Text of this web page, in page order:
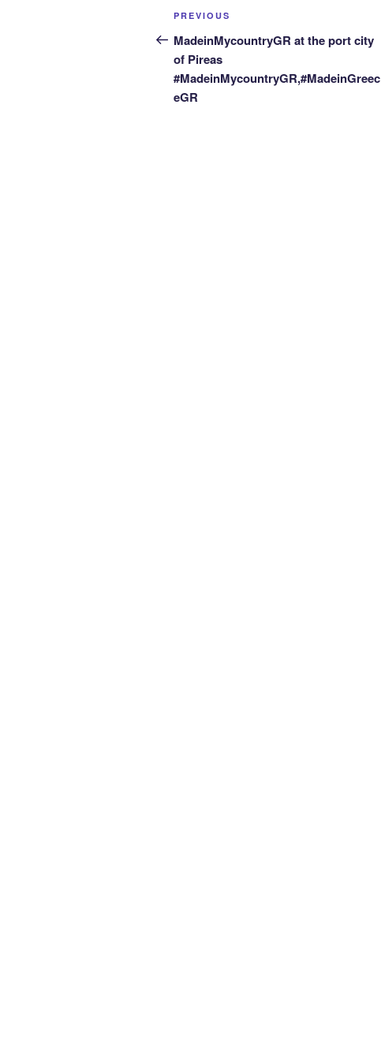
Post
navigation
Previous
Post
PREVIOUS
MadeinMycountryGR at the port city
of Pireas
#MadeinMycountryGR,#MadeinGreec
eGR